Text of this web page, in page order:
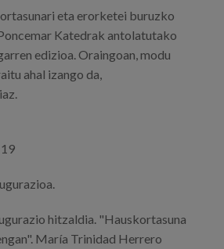
eta erorketei buruzko
Katedrak antolatutako
edizioa. Oraingoan, modu
ahal izango da,
hitzaldia. "Hauskortasuna
María Trinidad Herrero